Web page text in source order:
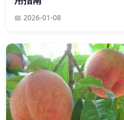
📅 2026-01-08